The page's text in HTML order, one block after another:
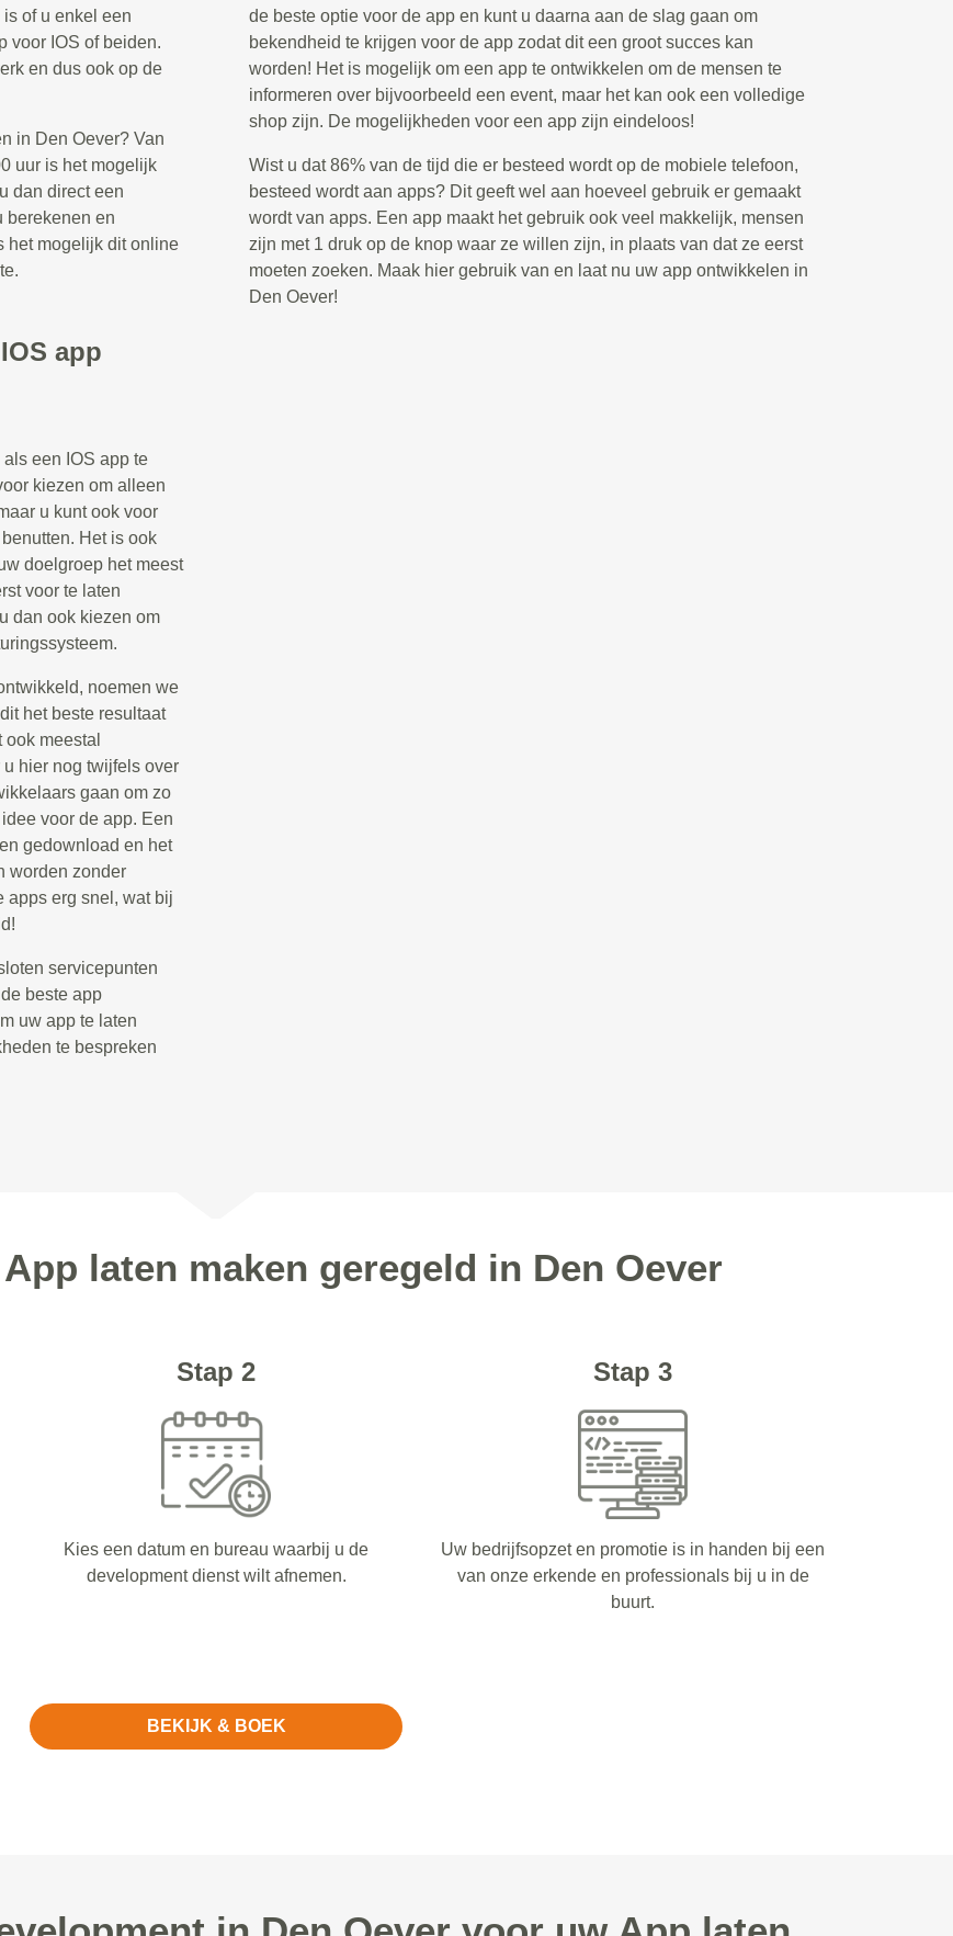
of u enkel een
voor IOS of beiden.
en dus ook op de
in Den Oever? Van
uur is het mogelijk
dan direct een
berekenen en
het mogelijk dit online
app
een IOS app te
kiezen om alleen
u kunt ook voor
Het is ook
doelgroep het meest
voor te laten
dan ook kiezen om
noemen we
het beste resultaat
meestal
hier nog twijfels over
gaan om zo
voor de app. Een
gedownload en het
worden zonder
apps erg snel, wat bij
servicepunten
beste app
uw app te laten
te bespreken
de beste optie voor de app en kunt u daarna aan de slag gaan om
bekendheid te krijgen voor de app zodat dit een groot succes kan
worden! Het is mogelijk om een app te ontwikkelen om de mensen te
informeren over bijvoorbeeld een event, maar het kan ook een volledige
shop zijn. De mogelijkheden voor een app zijn eindeloos!
Wist u dat 86% van de tijd die er besteed wordt op de mobiele telefoon,
besteed wordt aan apps? Dit geeft wel aan hoeveel gebruik er gemaakt
wordt van apps. Een app maakt het gebruik ook veel makkelijk, mensen
zijn met 1 druk op de knop waar ze willen zijn, in plaats van dat ze eerst
moeten zoeken. Maak hier gebruik van en laat nu uw app ontwikkelen in
Den Oever!
laten maken geregeld in Den Oever
Stap 2
Kies een datum en bureau waarbij u de
development dienst wilt afnemen.
Stap 3
Uw bedrijfsopzet en promotie is in handen bij een
van onze erkende en professionals bij u in de
buurt.
BEKIJK & BOEK